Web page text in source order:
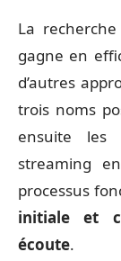
La
gagne en
d’autres
trois noms
ensuite les
streaming
processus
initiale et
écoute.